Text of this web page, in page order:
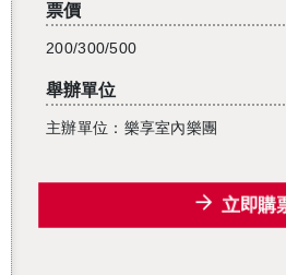
票價
200/300/500
舉辦單位
主辦單位：樂享室內樂團
立即購